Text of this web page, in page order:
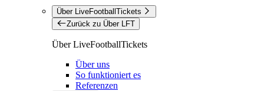
Über LiveFootballTickets
Zurück zu Über LFT
Über LiveFootballTickets
Über uns
So funktioniert es
Referenzen